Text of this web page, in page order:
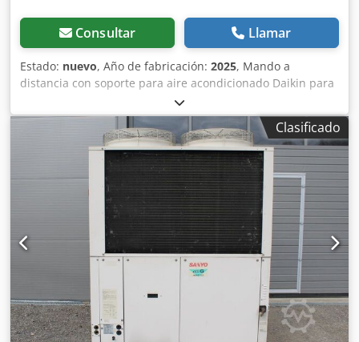
Consultar Llamar
Estado: nuevo, Año de fabricación: 2025, Mando a
distancia con soporte para aire acondicionado Daikin para
sistema VRV / unidad exterior inverter. 5 unidades
disponibles / precio por unidad. Chsdpfey Udgksx Ai Ioa
Clasificado